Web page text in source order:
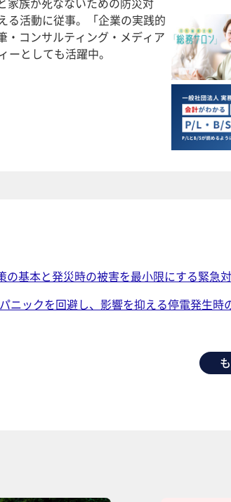
る活動に従事。「企業の実践的
・コンサルティング・メディア
としても活躍中。
基本と発災時の被害を最小限にする緊急
ニックを回避し、影響を抑える停電発生時